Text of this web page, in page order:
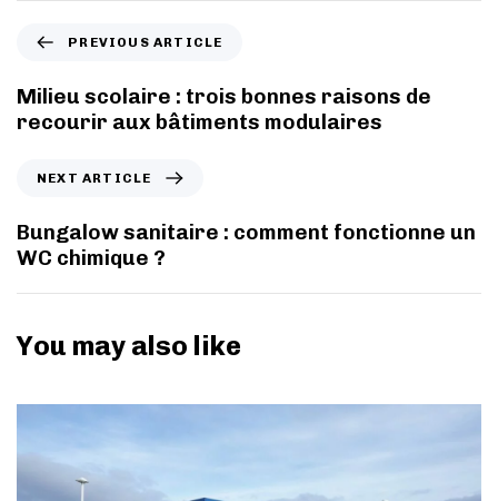
PREVIOUS ARTICLE
Milieu scolaire : trois bonnes raisons de
recourir aux bâtiments modulaires
NEXT ARTICLE
Bungalow sanitaire : comment fonctionne un
WC chimique ?
You may also like